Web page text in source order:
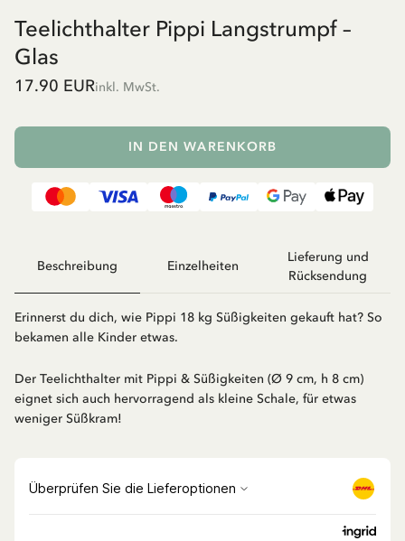
Teelichthalter Pippi Langstrumpf –
Glas
17.90 EURinkl. MwSt.
IN DEN WARENKORB
Beschreibung Einzelheiten
Lieferung und
Rücksendung
Erinnerst du dich, wie Pippi 18 kg Süßigkeiten gekauft hat? So
bekamen alle Kinder etwas.
Der Teelichthalter mit Pippi & Süßigkeiten (Ø 9 cm, h 8 cm)
eignet sich auch hervorragend als kleine Schale, für etwas
weniger Süßkram!